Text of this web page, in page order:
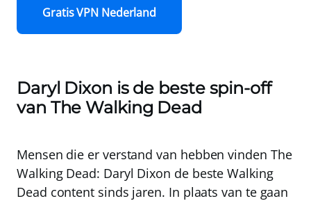
Gratis VPN Nederland
Daryl Dixon is de beste spin-off
van The Walking Dead
Mensen die er verstand van hebben vinden The
Walking Dead: Daryl Dixon de beste Walking
Dead content sinds jaren. In plaats van te gaan